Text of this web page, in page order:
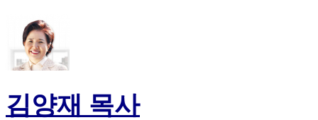
김양재 목사